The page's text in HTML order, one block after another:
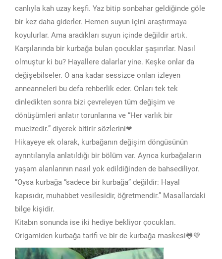
canlıyla kah uzay keşfi. Yaz bitip sonbahar geldiğinde göle
bir kez daha giderler. Hemen suyun içini araştırmaya
koyulurlar. Ama aradıkları suyun içinde değildir artık.
Karşılarında bir kurbağa bulan çocuklar şaşırırlar. Nasıl
olmuştur ki bu? Hayallere dalarlar yine. Keşke onlar da
değişebilseler. O ana kadar sessizce onları izleyen
anneanneleri bu defa rehberlik eder. Onları tek tek
dinledikten sonra bizi çevreleyen tüm değişim ve
dönüşümleri anlatır torunlarına ve “Her varlık bir
mucizedir.” diyerek bitirir sözlerini❤
Hikayeye ek olarak, kurbağanın değişim döngüsünün
ayrıntılarıyla anlatıldığı bir bölüm var. Ayrıca kurbağaların
yaşam alanlarının nasıl yok edildiğinden de bahsediliyor.
“Oysa kurbağa “sadece bir kurbağa” değildir: Hayal
kapısıdır, muhabbet vesilesidir, öğretmendir.” Masallardaki
bilge kişidir.
Kitabın sonunda ise iki hediye bekliyor çocukları.
Origamiden kurbağa tarifi ve bir de kurbağa maskesi🐸💚